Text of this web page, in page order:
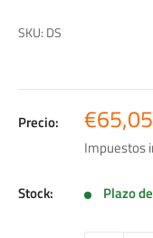
SKU: DS
Precio: Precio
de
venta
€65,05
Impuestos
Stock: Plazo